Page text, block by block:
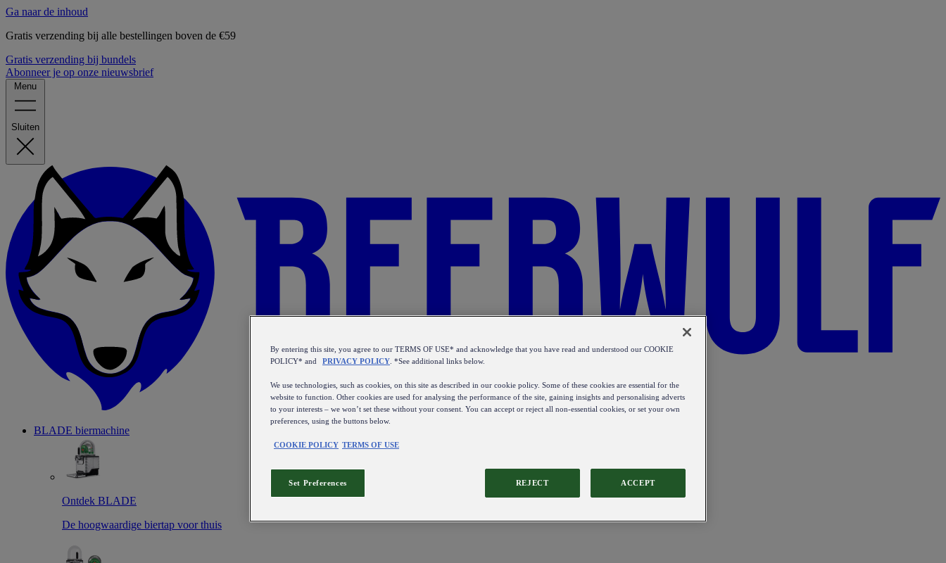
Ga naar de inhoud
Gratis verzending bij alle bestellingen boven de €59
Gratis verzending bij bundels
Abonneer je op onze nieuwsbrief
Menu
Sluiten
BLADE biermachine
Ontdek BLADE
De hoogwaardige biertap voor thuis
By entering this site, you agree to our TERMS OF USE* and acknowledge that you have read and understood our COOKIE
POLICY* and
PRIVACY POLICY . *See additional links below.
We use technologies, such as cookies, on this site as described in our cookie policy. Some of these cookies are essential for the
website to function. Other cookies are used for analysing the performance of the site, gaining insights and personalising adverts
to your interests – we won’t set these without your consent. You can accept or reject all non-essential cookies, or set your own
preferences, using the buttons below.
COOKIE POLICY TERMS OF USE
REJECT ACCEPT
Set Preferences